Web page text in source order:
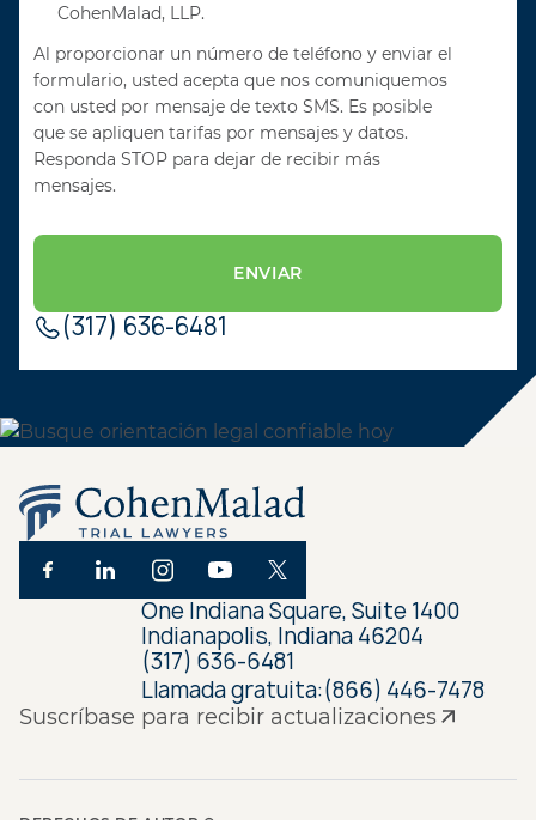
CohenMalad, LLP.
Al proporcionar un número de teléfono y enviar el
formulario, usted acepta que nos comuniquemos
con usted por mensaje de texto SMS. Es posible
que se apliquen tarifas por mensajes y datos.
Responda STOP para dejar de recibir más
mensajes.
(317) 636-6481
Suscríbase para recibir actualizaciones
One Indiana Square, Suite 1400
Indianapolis, Indiana 46204
(317) 636-6481
Llamada gratuita:(866) 446-7478